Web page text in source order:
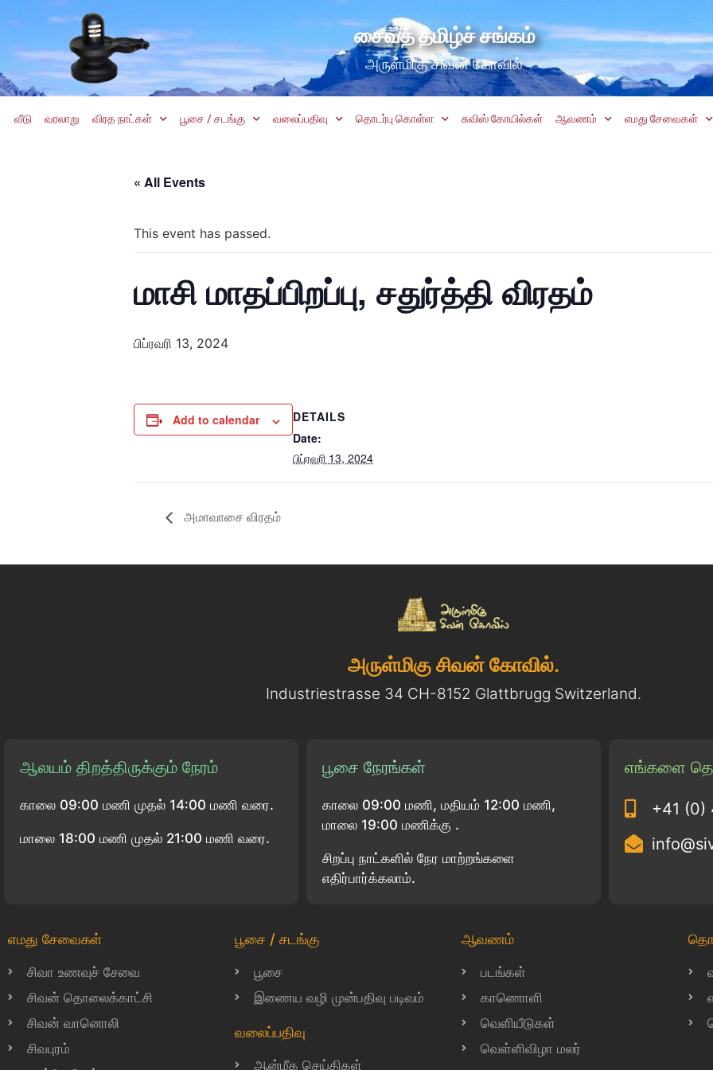
சைவத் தமிழ்ச் சங்கம்
அருள்மிகு சிவன் கோவில்
வீடு வரலாறு விரத நாட்கள் பூசை / சடங்கு வலைப்பதிவு தொடர்பு கொள்ள சுவிஸ் கோயில்கள் ஆவணம் எமது சேவைகள்
« All Events
This event has passed.
மாசி மாதப்பிறப்பு, சதுர்த்தி விரதம்
பிப்ரவரி 13, 2024
Add to calendar
DETAILS
Date:
பிப்ரவரி 13, 2024
அமாவாசை விரதம்
அருள்மிகு சிவன் கோவில்.
Industriestrasse 34 CH-8152 Glattbrugg Switzerland.
ஆலயம் திறத்திருக்கும் நேரம்
காலை 09:00 மணி முதல் 14:00 மணி வரை.
மாலை 18:00 மணி முதல் 21:00 மணி வரை.
பூசை நேரங்கள்
காலை 09:00 மணி, மதியம் 12:00 மணி,
மாலை 19:00 மணிக்கு .
சிறப்பு நாட்களில் நேர மாற்றங்களை
எதிர்பார்க்கலாம்.
எங்களை
+41 (0)
எமது சேவைகள்
சிவா உணவுச் சேவை
சிவன் தொலைக்காட்சி
சிவன் வானொலி
சிவபுரம்
பூசை / சடங்கு
பூசை
இணைய வழி முன்பதிவு படிவம்
வலைப்பதிவு
ஆன்மீக செய்திகள்
ஆவணம்
படங்கள்
காணொளி
வெளியீடுகள்
வெள்ளிவிழா மலர்